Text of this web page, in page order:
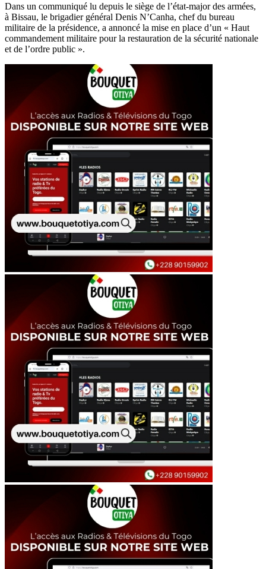
Dans un communiqué lu depuis le siège de l’état-major des armées,
à Bissau, le brigadier général Denis N’Canha, chef du bureau
militaire de la présidence, a annoncé la mise en place d’un « Haut
commandement militaire pour la restauration de la sécurité nationale
et de l’ordre public ».